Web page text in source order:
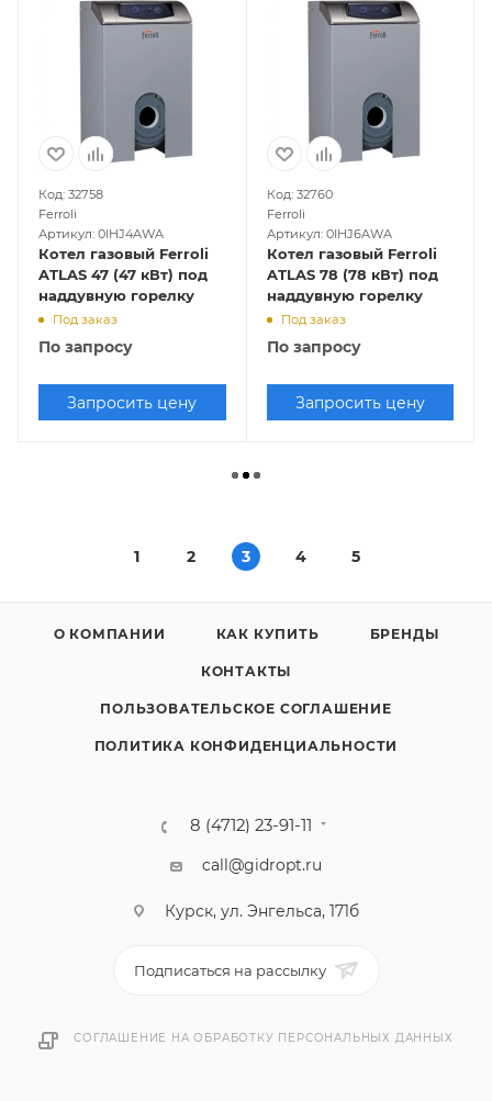
Код: 32758
Ferroli
Артикул: 0IHJ4AWA
Котел газовый Ferroli
ATLAS 47 (47 кВт) под
наддувную горелку
Под заказ
По запросу
Запросить цену
Код: 32760
Ferroli
Артикул: 0IHJ6AWA
Котел газовый Ferroli
ATLAS 78 (78 кВт) под
наддувную горелку
Под заказ
По запросу
Запросить цену
1 2 3 4 5
О КОМПАНИИ КАК КУПИТЬ БРЕНДЫ
КОНТАКТЫ
ПОЛЬЗОВАТЕЛЬСКОЕ СОГЛАШЕНИЕ
ПОЛИТИКА КОНФИДЕНЦИАЛЬНОСТИ
8 (4712) 23-91-11
call@gidropt.ru
Курск, ул. Энгельса, 171б
Подписаться на рассылку
СОГЛАШЕНИЕ НА ОБРАБОТКУ ПЕРСОНАЛЬНЫХ ДАННЫХ